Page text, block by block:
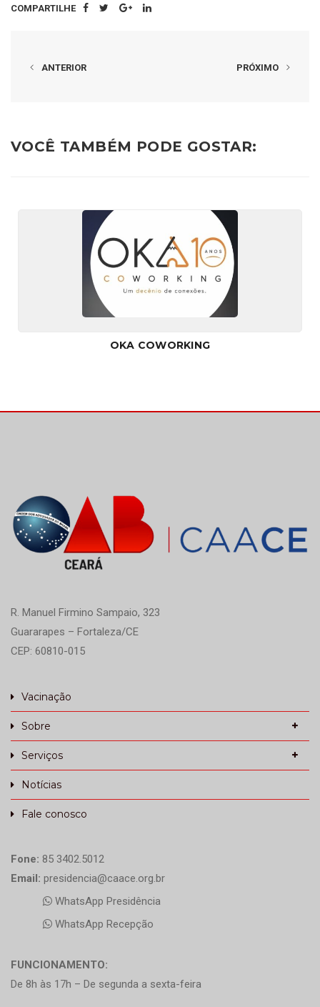
COMPARTILHE
ANTERIOR PRÓXIMO
VOCÊ TAMBÉM PODE GOSTAR:
OKA COWORKING
R. Manuel Firmino Sampaio, 323
Guararapes – Fortaleza/CE
CEP: 60810-015
Vacinação
Sobre
Serviços
Notícias
Fale conosco
Fone: 85 3402.5012
Email: presidencia@caace.org.br
WhatsApp Presidência
WhatsApp Recepção
FUNCIONAMENTO:
De 8h às 17h – De segunda a sexta-feira